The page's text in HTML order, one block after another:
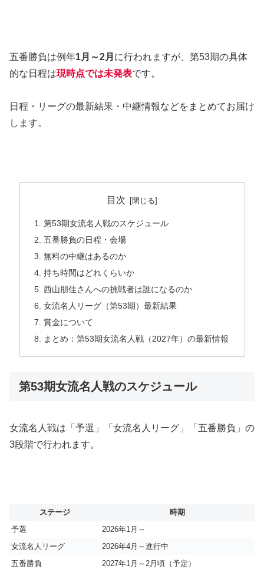
五番勝負は例年1月～2月 に行われますが、第53期の具体
的な日程は現時点では未発表です。
日程・リーグの最新結果・中継情報などをまとめてお届け
します。
目次
第53期女流名人戦のスケジュール
五番勝負の日程・会場
無料の中継はあるのか
持ち時間はどれくらいか
西山朋佳さんへの挑戦者は誰になるのか
女流名人リーグ（第53期）最新結果
賞金について
まとめ：第53期女流名人戦（2027年）の最新情報
第53期女流名人戦のスケジュール
女流名人戦は「予選」「女流名人リーグ」「五番勝負」の
3段階で行われます。
ステージ
時期
予選
2026年1月～
女流名人リーグ
2026年4月～進行中
五番勝負
2027年1月～2月頃（予定）